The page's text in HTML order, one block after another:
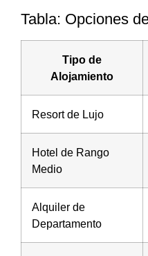
Tabla: Opciones
Tipo de
Alojamiento
Resort de Lujo
Hotel de Rango
Medio
Alquiler de
Departamento